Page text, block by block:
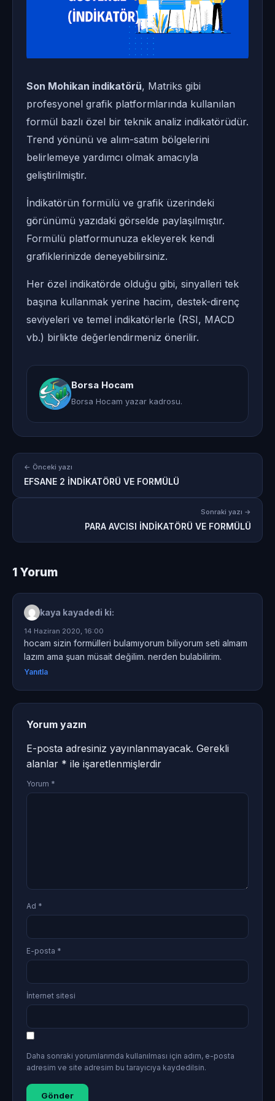
Son Mohikan indikatörü, Matriks gibi
profesyonel grafik platformlarında kullanılan
formül bazlı özel bir teknik analiz indikatörüdür.
Trend yönünü ve alım-satım bölgelerini
belirlemeye yardımcı olmak amacıyla
geliştirilmiştir.
İndikatörün formülü ve grafik üzerindeki
görünümü yazıdaki görselde paylaşılmıştır.
Formülü platformunuza ekleyerek kendi
grafiklerinizde deneyebilirsiniz.
Her özel indikatörde olduğu gibi, sinyalleri tek
başına kullanmak yerine hacim, destek-direnç
seviyeleri ve temel indikatörlerle (RSI, MACD
vb.) birlikte değerlendirmeniz önerilir.
Borsa Hocam
Borsa Hocam yazar kadrosu.
← Önceki yazı
EFSANE 2 İNDİKATÖRÜ VE FORMÜLÜ
Sonraki yazı →
PARA AVCISI İNDİKATÖRÜ VE FORMÜLÜ
1 Yorum
kaya kayadedi ki:
14 Haziran 2020, 16:00
hocam sizin formülleri bulamıyorum biliyorum seti almam
lazım ama şuan müsait değilim. nerden bulabilirim.
Yanıtla
Yorum yazın
E-posta adresiniz yayınlanmayacak. Gerekli
alanlar * ile işaretlenmişlerdir
Yorum *
Ad *
E-posta *
İnternet sitesi
Daha sonraki yorumlarımda kullanılması için adım, e-posta
adresim ve site adresim bu tarayıcıya kaydedilsin.